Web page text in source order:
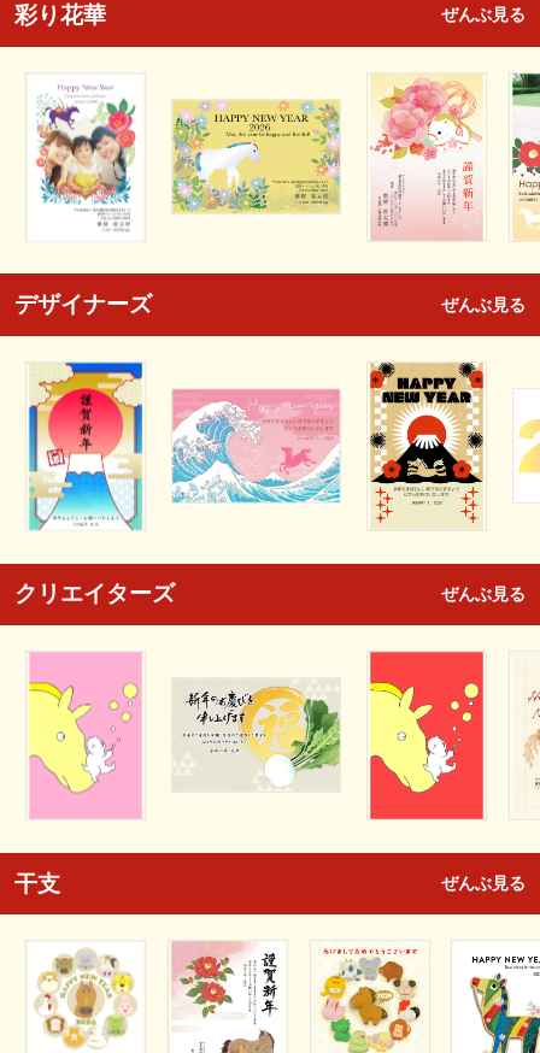
彩り花華 ぜんぶ見る
デザイナーズ ぜんぶ見る
クリエイターズ ぜんぶ見る
干支 ぜんぶ見る